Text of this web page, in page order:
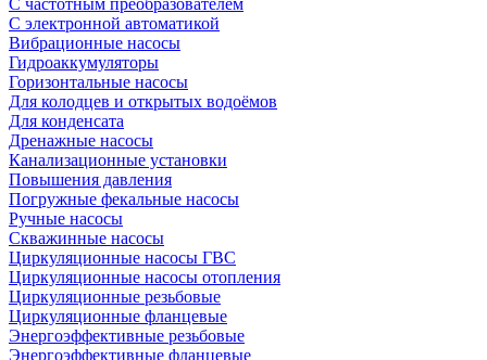
С электронной автоматикой
Вибрационные насосы
Гидроаккумуляторы
Горизонтальные насосы
Для колодцев и открытых водоёмов
Для конденсата
Дренажные насосы
Канализационные установки
Повышения давления
Погружные фекальные насосы
Ручные насосы
Скважинные насосы
Циркуляционные насосы ГВС
Циркуляционные насосы отопления
Циркуляционные резьбовые
Циркуляционные фланцевые
Энергоэффективные резьбовые
Энергоэффективные фланцевые